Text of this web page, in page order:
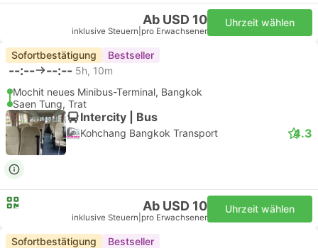
Ab USD 10
inklusive Steuern pro Erwachsener
Uhrzeit wählen
Sofortbestätigung Bestseller
--:-- --:-- 5h, 10m
Mochit neues Minibus-Terminal, Bangkok
Saen Tung, Trat
Intercity | Bus
Kohchang Bangkok Transport 4.3
Ab USD 10
inklusive Steuern pro Erwachsener
Uhrzeit wählen
Sofortbestätigung Bestseller